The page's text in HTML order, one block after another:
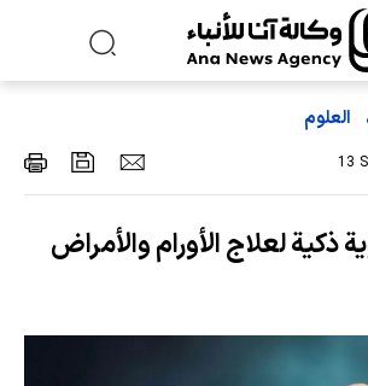
العلوم
13
ذكية لعلاج الأورام والأمراض